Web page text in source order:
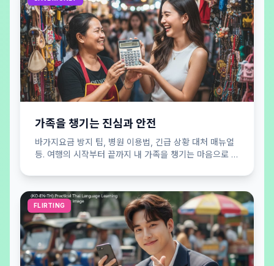
가족을 챙기는 진심과 안전
바가지요금 방지 팁, 병원 이용법, 긴급 상황 대처 매뉴얼
등. 여행의 시작부터 끝까지 내 가족을 챙기는 마음으로 당
FLIRTING